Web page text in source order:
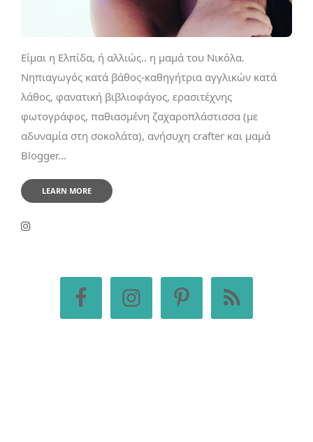
Είμαι η Ελπίδα, ή αλλιώς.. η μαμά του Νικόλα.
Νηπιαγωγός κατά βάθος-καθηγήτρια αγγλικών κατά
λάθος, φανατική βιβλιοφάγος, ερασιτέχνης
φωτογράφος, παθιασμένη ζαχαροπλάστισσα (με
αδυναμία στη σοκολάτα), ανήσυχη crafter και μαμά
Blogger...
LEARN MORE